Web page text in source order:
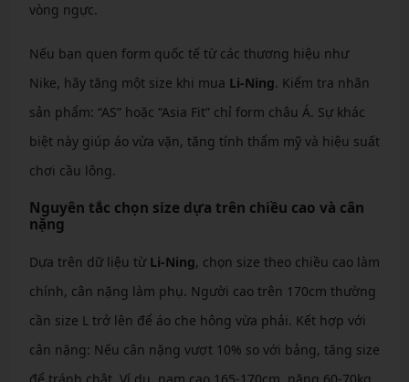
vòng ngực.
Nếu bạn quen form quốc tế từ các thương hiệu như
Nike, hãy tăng một size khi mua Li-Ning. Kiểm tra nhãn
sản phẩm: “AS” hoặc “Asia Fit” chỉ form châu Á. Sự khác
biệt này giúp áo vừa vặn, tăng tính thẩm mỹ và hiệu suất
chơi cầu lông.
Nguyên tắc chọn size dựa trên chiều cao và cân
nặng
Dựa trên dữ liệu từ Li-Ning, chọn size theo chiều cao làm
chính, cân nặng làm phụ. Người cao trên 170cm thường
cần size L trở lên để áo che hông vừa phải. Kết hợp với
cân nặng: Nếu cân nặng vượt 10% so với bảng, tăng size